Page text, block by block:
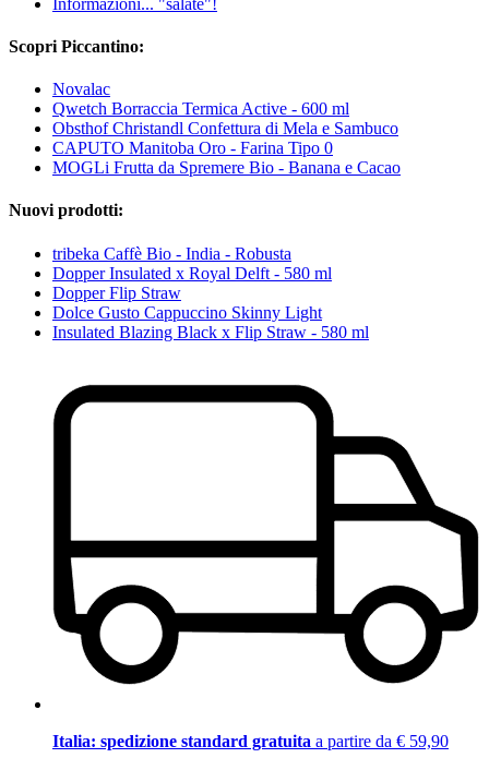
Scopri Piccantino:
Novalac
Qwetch Borraccia Termica Active - 600 ml
Obsthof Christandl Confettura di Mela e Sambuco
CAPUTO Manitoba Oro - Farina Tipo 0
MOGLi Frutta da Spremere Bio - Banana e Cacao
Nuovi prodotti:
tribeka Caffè Bio - India - Robusta
Dopper Insulated x Royal Delft - 580 ml
Dopper Flip Straw
Dolce Gusto Cappuccino Skinny Light
Insulated Blazing Black x Flip Straw - 580 ml
Italia: spedizione standard gratuita a partire da € 59,90